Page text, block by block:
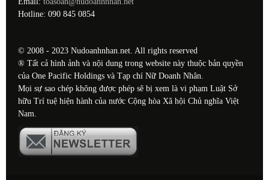
Hotline: 090 845 0854
© 2008 - 2023 Nudoanhnhan.net. All rights reserved
® Tất cả hình ảnh và nội dung trong website này thuộc bản quyền
của One Pacific Holdings và Tạp chí Nữ Doanh Nhân.
Mọi sự sao chép không được phép sẽ bị xem là vi phạm Luật Sở
hữu Trí tuệ hiện hành của nước Cộng hòa Xã hội Chủ nghĩa Việt
Nam.